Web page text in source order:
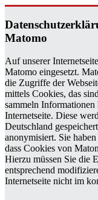
Matomo
Auf unserer
Matomo eingesetzt.
die Zugriffe der
mittels Cookies, das
sammeln
Internetseite. Diese
Deutschland
anonymisiert. Sie
dass Cookies von
Hierzu müssen Sie die
entsprechend
Internetseite nicht im